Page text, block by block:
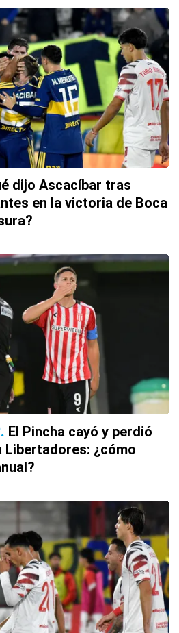
dijo Ascacíbar tras
en la victoria de Boca
El Pincha cayó y perdió
Libertadores: ¿cómo